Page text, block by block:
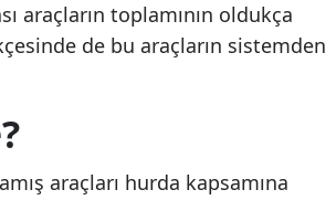
araçların toplamının oldukça
de bu araçların sistemden
araçları hurda kapsamına